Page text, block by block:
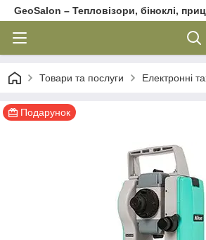
GeoSalon – Тепловізори, біноклі,
Товари та послуги Електронні
Подарунок